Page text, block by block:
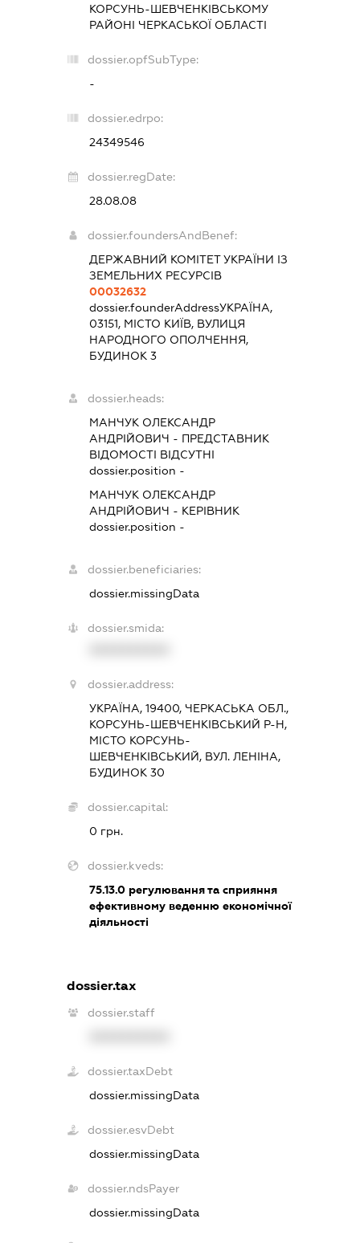
КОРСУНЬ-ШЕВЧЕНКІВСЬКОМУ
РАЙОНІ ЧЕРКАСЬКОЇ ОБЛАСТІ
dossier.opfSubType:
-
dossier.edrpo:
24349546
dossier.regDate:
28.08.08
dossier.foundersAndBenef:
ДЕРЖАВНИЙ КОМІТЕТ УКРАЇНИ ІЗ
ЗЕМЕЛЬНИХ РЕСУРСІВ
00032632
dossier.founderAddressУКРАЇНА,
03151, МІСТО КИЇВ, ВУЛИЦЯ
НАРОДНОГО ОПОЛЧЕННЯ,
БУДИНОК 3
dossier.heads:
МАНЧУК ОЛЕКСАНДР
АНДРІЙОВИЧ - ПРЕДСТАВНИК
ВІДОМОСТІ ВІДСУТНІ
dossier.position -
МАНЧУК ОЛЕКСАНДР
АНДРІЙОВИЧ - КЕРІВНИК
dossier.position -
dossier.beneficiaries:
dossier.missingData
dossier.smida:
dossier.address:
УКРАЇНА, 19400, ЧЕРКАСЬКА ОБЛ.,
КОРСУНЬ-ШЕВЧЕНКІВСЬКИЙ Р-Н,
МІСТО КОРСУНЬ-
ШЕВЧЕНКІВСЬКИЙ, ВУЛ. ЛЕНІНА,
БУДИНОК 30
dossier.capital:
0 грн.
dossier.kveds:
75.13.0 регулювання та сприяння
ефективному веденню економічної
діяльності
dossier.tax
dossier.staff
dossier.taxDebt
dossier.missingData
dossier.esvDebt
dossier.missingData
dossier.ndsPayer
dossier.missingData